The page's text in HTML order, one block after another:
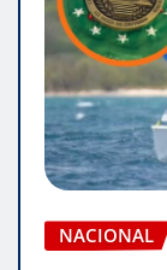
NACIONAL